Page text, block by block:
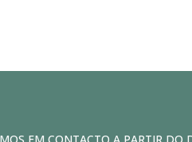
EM CONTACTO A PARTIR DO